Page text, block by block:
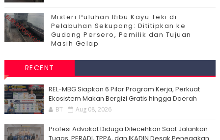
Misteri Puluhan Ribu Kayu Teki di
Pelabuhan Sekupang: Dititipkan ke
Gudang Persero, Pemilik dan Tujuan
Masih Gelap
RECENT
‎REL-MBG Siapkan 6 Pilar Program Kerja, Perkuat
Ekosistem Makan Bergizi Gratis hingga Daerah
BT Aug 08, 2026
Profesi Advokat Diduga Dilecehkan Saat Jalankan